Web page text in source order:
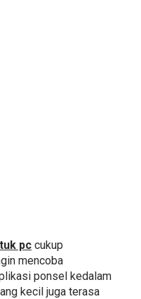
pc cukup
mencoba
ponsel kedalam
kecil juga terasa